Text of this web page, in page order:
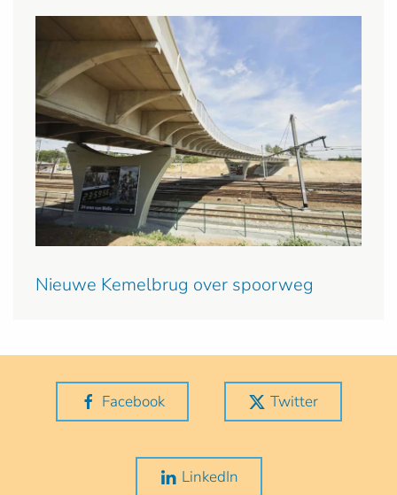
Nieuwe Kemelbrug over spoorweg
Facebook Twitter
LinkedIn